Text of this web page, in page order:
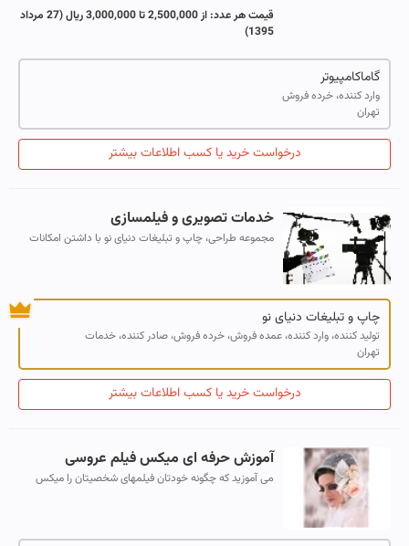
قیمت هر عدد:از 2,500,000 تا 3,000,000 ریال
(27 مرداد
1395)
گاماکامپیوتر
وارد کننده، خرده فروش
تهران
درخواست خرید یا کسب اطلاعات بیشتر
خدمات تصویری و فیلمسازی
مجموعه طراحی، چاپ و تبلیغات دنیای نو با داشتن امکانات
چاپ و تبلیغات دنیای نو
تولید کننده، وارد کننده، عمده فروش، خرده فروش، صادر کننده، خدمات
تهران
درخواست خرید یا کسب اطلاعات بیشتر
آموزش حرفه ای میکس فیلم عروسی
می آموزید که چگونه خودتان فیلمهای شخصیتان را میکس